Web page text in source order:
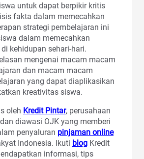
untuk dapat berpikir kritis
fakta dalam memecahkan
strategi pembelajaran ini
dalam memecahkan
kehidupan sehari-hari.
mengenai macam macam
dan macam macam
yang dapat diaplikasikan
kreativitas siswa.
oleh Kredit Pintar, perusahaan
diawasi OJK yang memberi
penyaluran pinjaman online
Indonesia. Ikuti blog Kredit
informasi, tips